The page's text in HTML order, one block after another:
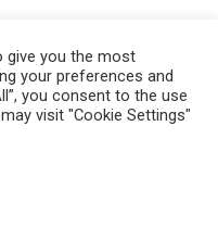
2026
Forensics –
วันที่ 19
give you the most
your preferences and
you consent to the use
visit "Cookie Settings"